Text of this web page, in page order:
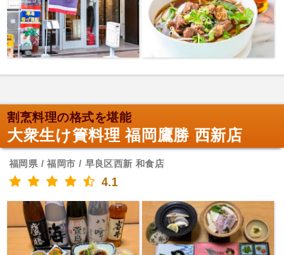
割烹料理の格式を堪能
大衆生け簀料理 福岡鷹勝 西新店
福岡県 / 福岡市 / 早良区西新 和食店
4.1